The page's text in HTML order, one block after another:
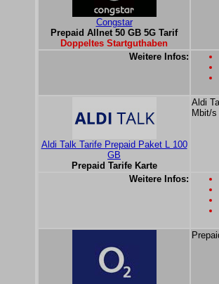
Congstar
Prepaid Allnet 50 GB 5G Tarif
Doppeltes Startguthaben
Weitere Infos:
Aldi Talk Tarife Prepaid Paket L 100
GB
Prepaid Tarife Karte
Aldi
Mbit/s
Weitere Infos: